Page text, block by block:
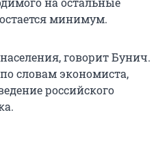
минимум.
говорит Бунич.
словам экономиста,
российского